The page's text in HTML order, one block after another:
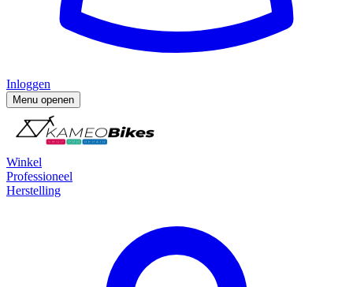
Inloggen
Menu openen
Winkel
Professioneel
Herstelling